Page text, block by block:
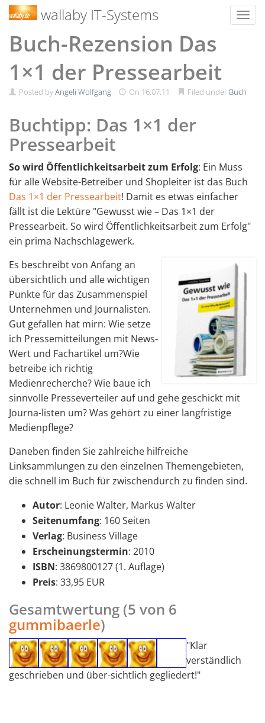
Skip
wallaby IT-Systems
Buch-Rezension Das
1×1 der Pressearbeit
Posted byAngeli Wolfgang On 16.07.11 Filed under Buch
Buchtipp: Das 1×1 der
Pressearbeit
So wird Öffentlichkeitsarbeit zum Erfolg: Ein Muss
für alle Website-Betreiber und Shopleiter ist das Buch
Das 1×1 der Pressearbeit! Damit es etwas einfacher
fällt ist die Lektüre "Gewusst wie – Das 1×1 der
Pressearbeit. So wird Öffentlichkeitsarbeit zum Erfolg"
ein prima Nachschlagewerk.
Es beschreibt von Anfang an
übersichtlich und alle wichtigen
Punkte für das Zusammenspiel
Unternehmen und Journalisten.
Gut gefallen hat mirn: Wie setze
ich Pressemitteilungen mit News-
Wert und Fachartikel um?Wie
betreibe ich richtig
Medienrecherche? Wie baue ich
sinnvolle Presseverteiler auf und gehe geschickt mit
Journa-listen um? Was gehört zu einer langfristige
Medienpflege?
Daneben finden Sie zahlreiche hilfreiche
Linksammlungen zu den einzelnen Themengebieten,
die schnell im Buch für zwischendurch zu finden sind.
Autor: Leonie Walter, Markus Walter
Seitenumfang: 160 Seiten
Verlag: Business Village
Erscheinungstermin: 2010
ISBN: 3869800127 (1. Auflage)
Preis: 33,95 EUR
Gesamtwertung (5 von 6
gummibaerle)
"Klar
verständlich
geschrieben und über-sichtlich gegliedert!"